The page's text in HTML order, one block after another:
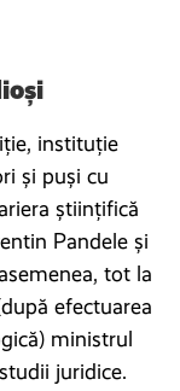
instituție
și puși cu
științifică
Pandele și
tot la
efectuarea
ministrul
juridice.